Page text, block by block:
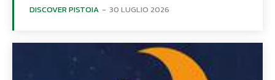
DISCOVER PISTOIA - 30 LUGLIO 2026